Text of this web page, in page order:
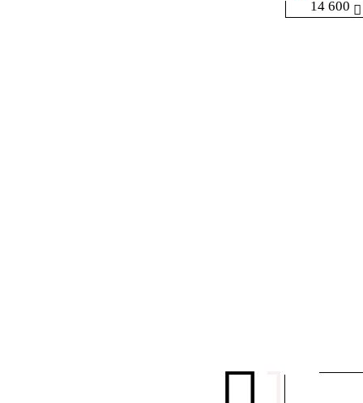
14 600